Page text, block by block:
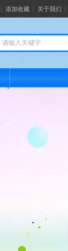
添加收藏 关于我们